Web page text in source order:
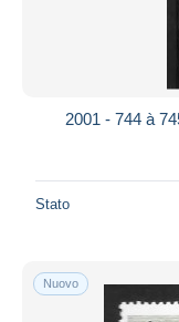
2001 - 744 à
Stato
Nuovo